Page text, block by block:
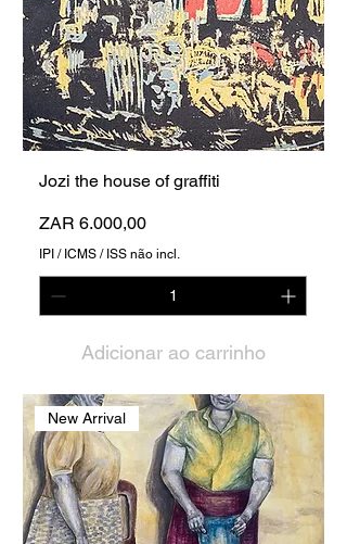
Jozi the house of graffiti
Preço
ZAR 6.000,00
IPI / ICMS / ISS não incl.
Adicionar ao carrinho
New Arrival